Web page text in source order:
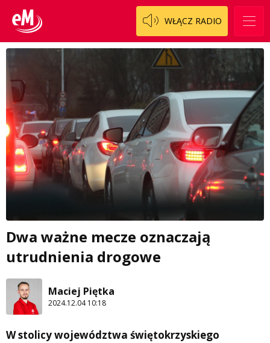
WŁĄCZ RADIO
Dwa ważne mecze oznaczają
utrudnienia drogowe
Maciej Piętka
2024.12.04 10:18
W stolicy województwa świętokrzyskiego